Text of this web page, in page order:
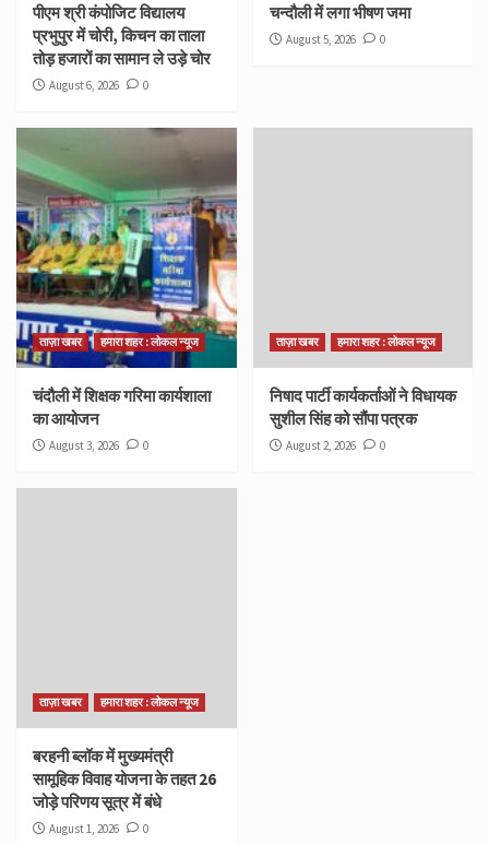
पीएम श्री कंपोजिट विद्यालय
प्रभुपुर में चोरी, किचन का ताला
तोड़ हजारों का सामान ले उड़े चोर
August 6, 2026 0
चन्दौली में लगा भीषण जमा
August 5, 2026 0
ताज़ा खबर हमारा शहर : लोकल न्यूज
चंदौली में शिक्षक गरिमा कार्यशाला
का आयोजन
August 3, 2026 0
ताज़ा खबर हमारा शहर : लोकल न्यूज
निषाद पार्टी कार्यकर्ताओं ने विधायक
सुशील सिंह को सौंपा पत्रक
August 2, 2026 0
ताज़ा खबर हमारा शहर : लोकल न्यूज
बरहनी ब्लॉक में मुख्यमंत्री
सामूहिक विवाह योजना के तहत 26
जोड़े परिणय सूत्र में बंधे
August 1, 2026 0